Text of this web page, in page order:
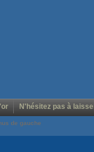
N'hésitez pas à
de gauche